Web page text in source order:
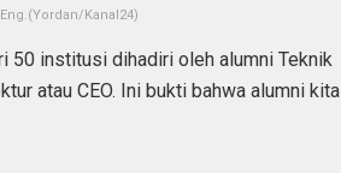
Kanal24)
50 institusi dihadiri oleh alumni Teknik
atau CEO. Ini bukti bahwa alumni kita